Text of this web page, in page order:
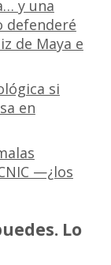
y una
defenderé
de Maya e
si
en
—¿los
Lo